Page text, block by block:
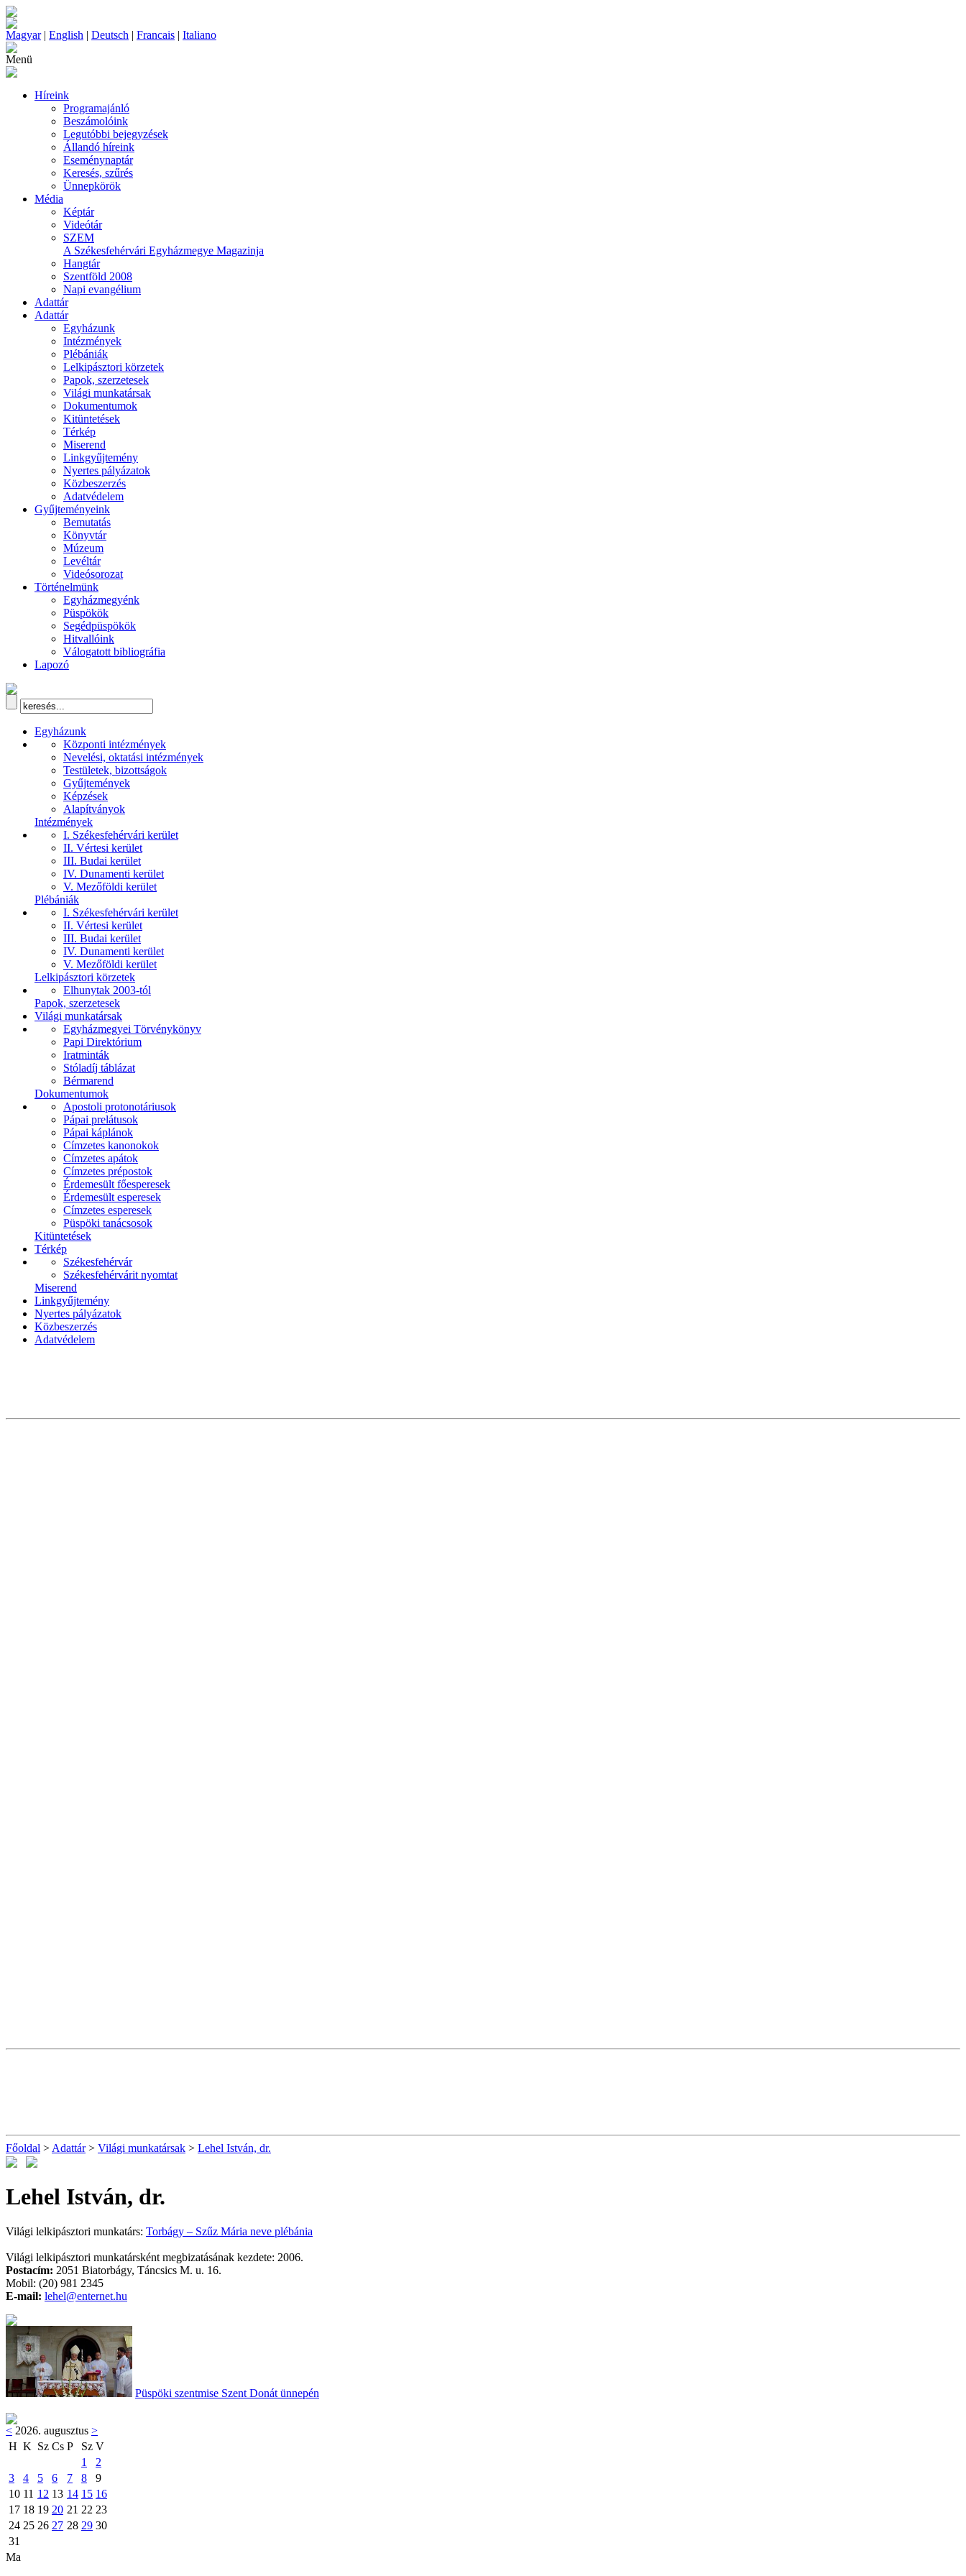
Magyar| English | Deutsch | Francais | Italiano
Menü
Híreink
Programajánló
Beszámolóink
Legutóbbi bejegyzések
Állandó híreink
Eseménynaptár
Keresés, szűrés
Ünnepkörök
Média
Képtár
Videótár
SZEM
A Székesfehérvári Egyházmegye Magazinja
Hangtár
Szentföld 2008
Napi evangélium
Adattár
Adattár
Egyházunk
Intézmények
Plébániák
Lelkipásztori körzetek
Papok, szerzetesek
Világi munkatársak
Dokumentumok
Kitüntetések
Térkép
Miserend
Linkgyűjtemény
Nyertes pályázatok
Közbeszerzés
Adatvédelem
Gyűjteményeink
Bemutatás
Könyvtár
Múzeum
Levéltár
Videósorozat
Történelmünk
Egyházmegyénk
Püspökök
Segédpüspökök
Hitvallóink
Válogatott bibliográfia
Lapozó
Egyházunk
Központi intézmények
Nevelési, oktatási intézmények
Testületek, bizottságok
Gyűjtemények
Képzések
Alapítványok
Intézmények
I. Székesfehérvári kerület
II. Vértesi kerület
III. Budai kerület
IV. Dunamenti kerület
V. Mezőföldi kerület
Plébániák
I. Székesfehérvári kerület
II. Vértesi kerület
III. Budai kerület
IV. Dunamenti kerület
V. Mezőföldi kerület
Lelkipásztori körzetek
Elhunytak 2003-tól
Papok, szerzetesek
Világi munkatársak
Egyházmegyei Törvénykönyv
Papi Direktórium
Iratminták
Stóladíj táblázat
Bérmarend
Dokumentumok
Apostoli protonotáriusok
Pápai prelátusok
Pápai káplánok
Címzetes kanonokok
Címzetes apátok
Címzetes prépostok
Érdemesült főesperesek
Érdemesült esperesek
Címzetes esperesek
Püspöki tanácsosok
Kitüntetések
Térkép
Székesfehérvár
Székesfehérvárit nyomtat
Miserend
Linkgyűjtemény
Nyertes pályázatok
Közbeszerzés
Adatvédelem
Főoldal > Adattár> Világi munkatársak > Lehel István, dr.
Lehel István, dr.
Világi lelkipásztori munkatárs: Torbágy – Szűz Mária neve plébánia
Világi lelkipásztori munkatársként megbizatásának kezdete: 2006.
Postacím: 2051 Biatorbágy, Táncsics M. u. 16.
Mobil: (20) 981 2345
E-mail: lehel@enternet.hu
Püspöki szentmise Szent Donát ünnepén
< 2026. augusztus >
H K Sz Cs P Sz V
1
2
3
4 5 6 7 8
9
10 11 12 13 14 15 16
17 18 19 20 21 22 23
24 25 26 27 28 29 30
31
Ma